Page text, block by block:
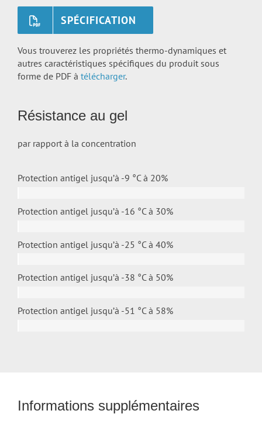
SPÉCIFICATION
Vous trouverez les propriétés thermo-dynamiques et
autres caractéristiques spécifiques du produit sous
forme de PDF à télécharger.
Résistance au gel
par rapport à la concentration
Protection antigel jusqu’à -9 °C à 20%
Protection antigel jusqu’à -16 °C à 30%
Protection antigel jusqu’à -25 °C à 40%
Protection antigel jusqu’à -38 °C à 50%
Protection antigel jusqu’à -51 °C à 58%
Informations supplémentaires